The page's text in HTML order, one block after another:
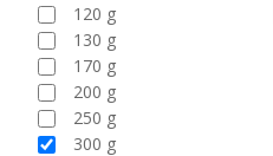
120 g
130 g
170 g
200 g
250 g
300 g